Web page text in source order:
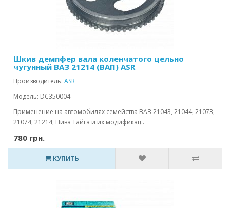
Шкив демпфер вала коленчатого цельно
чугунный ВАЗ 21214 (ВАП) ASR
Производитель: ASR
Модель: DC350004
Применение на автомобилях семейства ВАЗ 21043, 21044, 21073,
21074, 21214, Нива Тайга и их модификац..
780 грн.
КУПИТЬ